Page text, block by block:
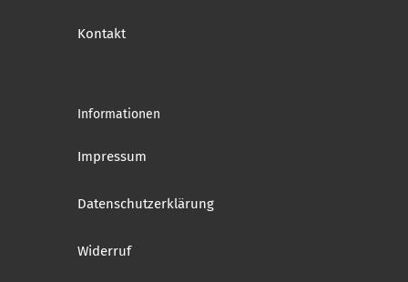
Kontakt
Informationen
Impressum
Datenschutzerklärung
Widerruf